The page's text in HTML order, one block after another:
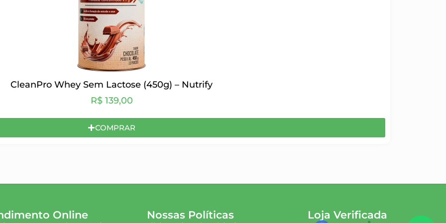
CleanPro Whey Sem Lactose (450g) – Nutrify
R$139,00
COMPRAR
Online Nossas Políticas Loja Verificada